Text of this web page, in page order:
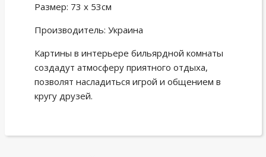
Размер: 73 х 53см
Производитель: Украина
Картины в интерьере бильярдной комнаты
создадут атмосферу приятного отдыха,
позволят насладиться игрой и общением в
кругу друзей.